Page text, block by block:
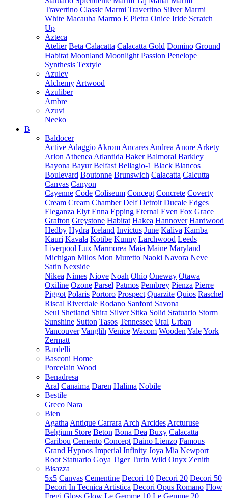
Travertino Classic Marmi Travertino Silver Marmi
White Macauba Marmo E Pietra Onice Iride Scratch
Up
Azteca
Atelier Beta Calacatta Calacatta Gold Domino Ground
Habitat Moonland Moonlight Passion Penelope
Synthesis Textyle
Azulev
Alchemy Artwood
Azuliber
Ambre
Azuvi
Neeko
B
Baldocer
Active Adaggio Akrom Ancares Andrea Anore Arkety
Arlon Athenea Atlantida Baker Balmoral Barkley
Bayona Bayur Belfast Bellagio-1 Black Blancos
Boulevard Boutonne Brunswich Calacatta Calcutta
Canvas Canyon
Cayenne Code Coliseum Concept Concrete Coverty
Cream Cream Chamber Delf Detroit Ducale Edges
Eleganza Elyt Enna Epping Eternal Even Fox Grace
Grafton Greystone Habitat Hakea Hannover Hardwood
Hedby Hydra Iceland Invictus June Kaliva Kamba
Kauri Kavala Kotibe Kunny Larchwood Leeds
Liverpool Lux Marmorea Maia Maine Maryland
Michigan Milos Mon Muretto Naoki Navora Neve
Satin Nexside
Nikea Nimes Niove Noah Ohio Oneway Otawa
Oxiline Ozone Parsel Patmos Pembrey Pienza Pierre
Piggot Polaris Portoro Prospect Quarzite Quios Raschel
Riscal Riverdale Rodano Sanford Savona
Seul Shetland Shira Silver Sitka Solid Statuario Storm
Sunshine Sutton Tasos Tennessee Ural Urban
Vancouver Vanglih Venice Wacom Wooden YaleYork
Zermatt
Bardelli
Basconi Home
Porcelain Wood
Benadresa
Aral Canaima Daren Halima Nobile
Bestile
Greco Nara
Bien
Agatha Antique Carrara Arch Arcides Arcturuse
Belgium Store Beton Bona Dea Buxy Calacatta
Caribou Cemento Concept Daino Lienzo Famous
Grand Hypnos Imperial Infinity Joya Mia Newport
Root Statuario Goya Tiger Turin Wild Onyx Zenith
Bisazza
5x5 Canvas Cementine Decori 10 Decori 20 Decori 50
Decori In Tecnica Artistica Decori Opus Romano Flow